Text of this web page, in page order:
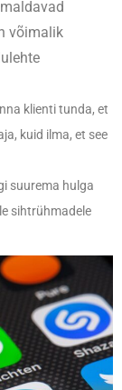
võimalik
klienti tunda, et
kuid ilma, et see
suurema hulga
sihtrühmadele